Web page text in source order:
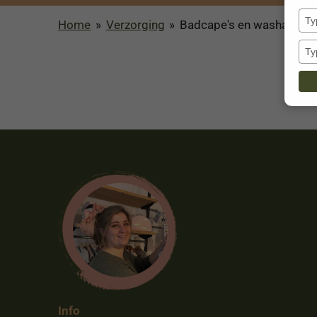
Home » Verzorging » Badcape's en washandjes
Info